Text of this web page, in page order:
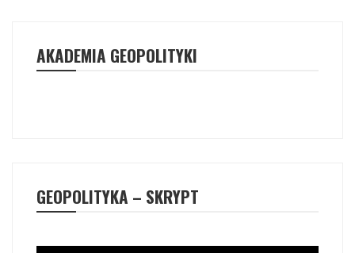
AKADEMIA GEOPOLITYKI
GEOPOLITYKA – SKRYPT